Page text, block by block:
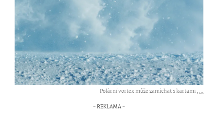
Polární vortex může zamíchat s kartami ,...